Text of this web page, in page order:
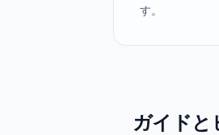
す。
ガイドと